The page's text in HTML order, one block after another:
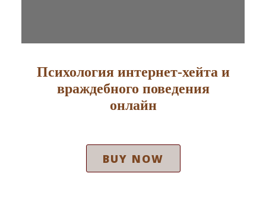
Психология интернет-хейта и
враждебного поведения
онлайн
BUY NOW